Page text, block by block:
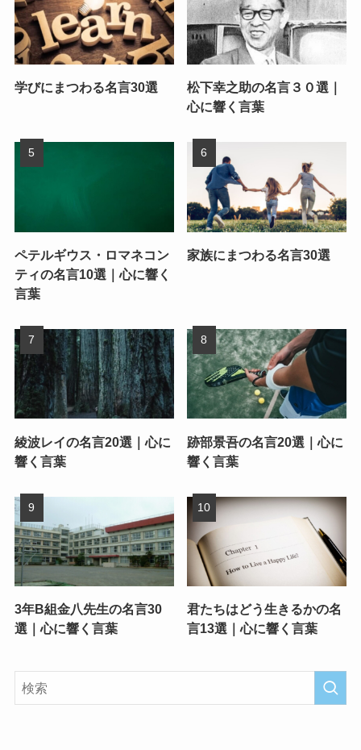
学びにまつわる名言30選
松下幸之助の名言３０選｜
心に響く言葉
ペテルギウス・ロマネコン
ティの名言10選｜心に響く
言葉
家族にまつわる名言30選
綾波レイの名言20選｜心に
響く言葉
跡部景吾の名言20選｜心に
響く言葉
3年B組金八先生の名言30
選｜心に響く言葉
君たちはどう生きるかの名
言13選｜心に響く言葉